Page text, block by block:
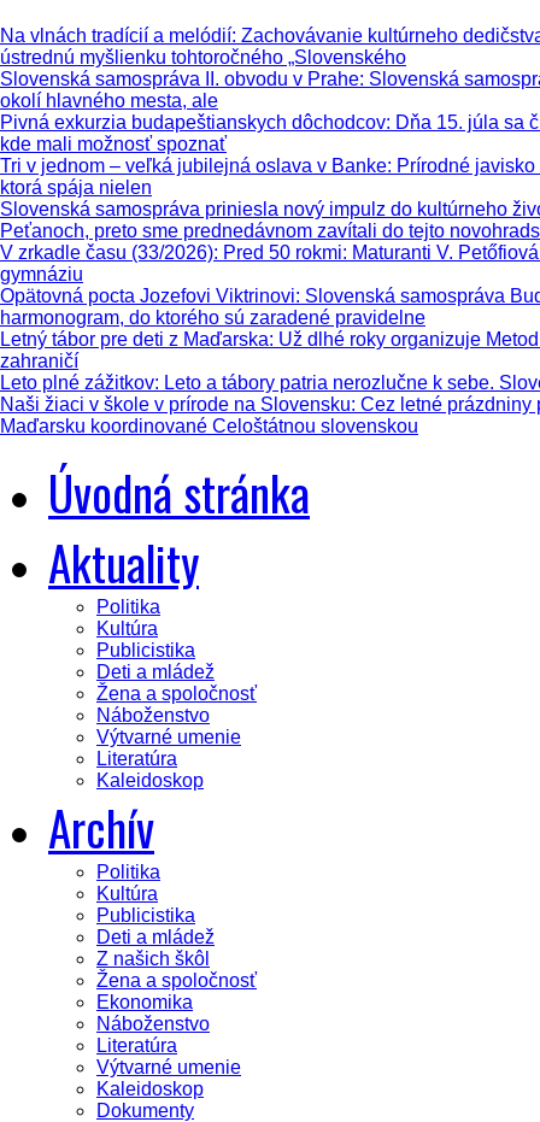
Na vlnách tradícií a melódií: Zachovávanie kultúrneho
ústrednú myšlienku tohtoročného „Slovenského
Slovenská samospráva II. obvodu v Prahe: Slovenská
okolí hlavného mesta, ale
Pivná exkurzia budapeštianskych dôchodcov: Dňa 15. júla sa
kde mali možnosť spoznať
Tri v jednom – veľká jubilejná oslava v Banke: Prírodné
ktorá spája nielen
Slovenská samospráva priniesla nový impulz do kultúrneho
Peťanoch, preto sme prednedávnom zavítali do tejto
V zrkadle času (33/2026): Pred 50 rokmi: Maturanti V.
gymnáziu
Opätovná pocta Jozefovi Viktrinovi: Slovenská samospráva
harmonogram, do ktorého sú zaradené pravidelne
Letný tábor pre deti z Maďarska: Už dlhé roky organizuje
zahraničí
Leto plné zážitkov: Leto a tábory patria nerozlučne k sebe.
Naši žiaci v škole v prírode na Slovensku: Cez letné
Maďarsku koordinované Celoštátnou slovenskou
Úvodná stránka
Aktuality
Politika
Kultúra
Publicistika
Deti a mládež
Žena a spoločnosť
Náboženstvo
Výtvarné umenie
Literatúra
Kaleidoskop
Archív
Politika
Kultúra
Publicistika
Deti a mládež
Z našich škôl
Žena a spoločnosť
Ekonomika
Náboženstvo
Literatúra
Výtvarné umenie
Kaleidoskop
Dokumenty